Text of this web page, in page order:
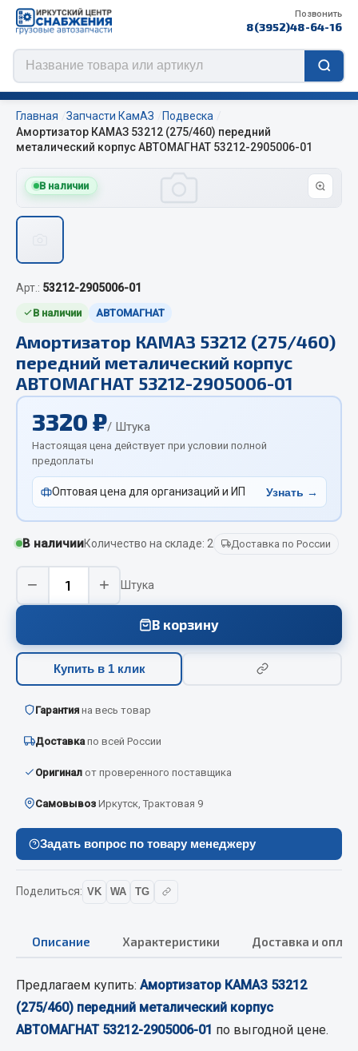
Позвонить
8(3952)48-64-16
ЦЕПИ РОССИЯ
Изготовление цепей на колеса BOHU
QITONG
Весь раздел
Отопители салона, подогреватели
Жидкостные подогреватели
Отопители салона
Подогреватели тосола
Весь раздел
Аптечки и знаки автомобильные
Брызговики
Вентиляторы кабины
Смазочные материалы
МЕТИЗЫ
Главная Запчасти КамАЗ
Подвеска
Амортизатор КАМАЗ 53212 (275/460) передний
металический корпус АВТОМАГНАТ 53212-2905006-01
В наличии
Арт.: 53212-2905006-01
В наличии АВТОМАГНАТ
Амортизатор КАМАЗ 53212 (275/460)
передний металический корпус
АВТОМАГНАТ 53212-2905006-01
3320 ₽/ Штука
Настоящая цена действует при условии полной
предоплаты
Оптовая цена для организаций и ИП Узнать →
В наличииКоличество на складе: 2 Доставка по России
− + Штука
В корзину
Купить в 1 клик
Гарантия на весь товар
Доставка по всей России
Оригинал от проверенного поставщика
Самовывоз Иркутск, Трактовая 9
Задать вопрос по товару менеджеру
Поделиться: VK WA TG
Описание Характеристики Доставка и
Предлагаем купить: Амортизатор КАМАЗ 53212
(275/460) передний металический корпус
АВТОМАГНАТ 53212-2905006-01 по выгодной цене.